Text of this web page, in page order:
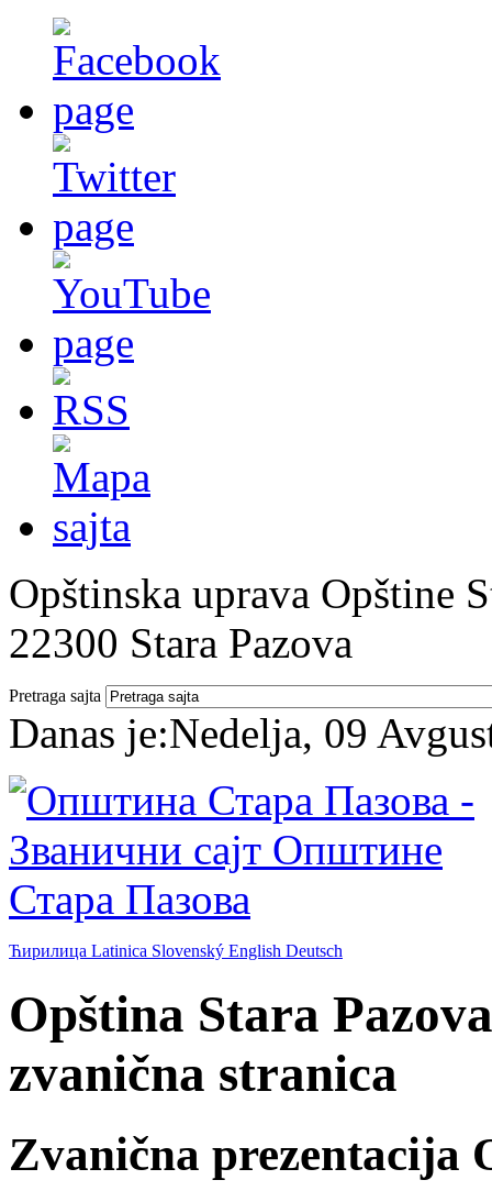
Opštinska uprava Opštine
22300 Stara Pazova
Pretraga sajta
Danas je:Nedelja, 09
Ћирилица Latinica Slovenský English Deutsch
Opština Stara
zvanična stranica
Zvanična prezentacija